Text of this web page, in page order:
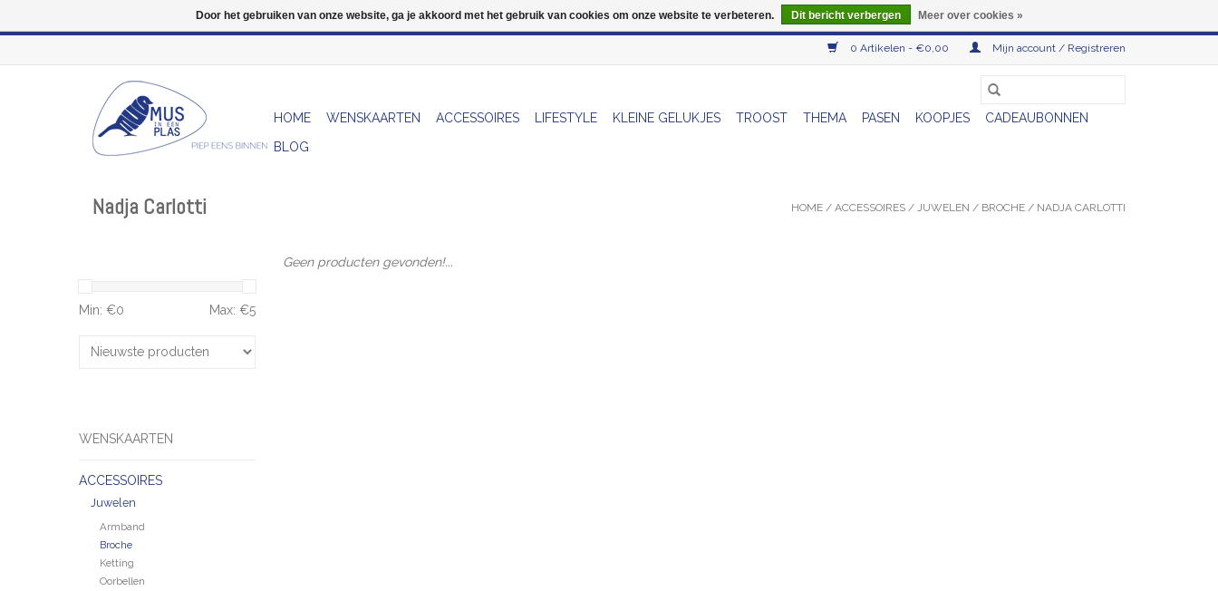
0 Artikelen - €0,00 Mijn account / Registreren
HOME WENSKAARTEN ACCESSOIRES LIFESTYLE KLEINE GELUKJES TROOST THEMA PASEN KOOPJES
CADEAUBONNEN
BLOG
Nadja Carlotti HOME / ACCESSOIRES / JUWELEN / BROCHE / NADJA CARLOTTI
Min: €0 Max: €5
WENSKAARTEN
ACCESSOIRES
Juwelen
Armband
Broche
Ketting
Oorbellen
Geen producten gevonden!...
Door het gebruiken van onze website, ga je akkoord met het gebruik van cookies om onze website te verbeteren. Dit bericht verbergen Meer over cookies »
Wij zijn uitzonderlijk gesloten op Do 13/08